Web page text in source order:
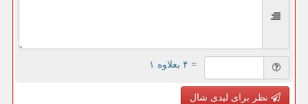
= ۴ بعلاوه ۱
نظر برای لیدی شال